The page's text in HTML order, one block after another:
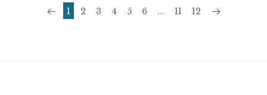
1 2 3 4 5 6 ... 11 12